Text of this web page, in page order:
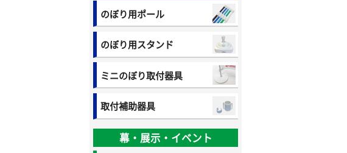
のぼり用ポール
のぼり用スタンド
ミニのぼり取付器具
取付補助器具
幕・展示・イベント